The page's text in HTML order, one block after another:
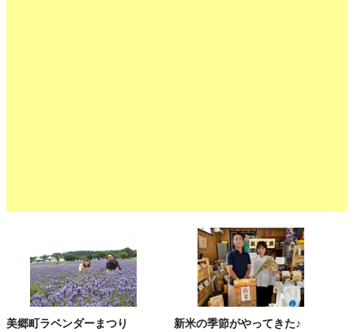
美郷町ラベンダーまつり 新米の季節がやってきた♪